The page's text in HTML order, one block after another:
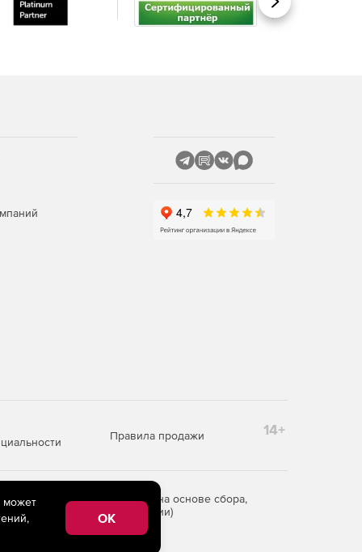
Вперед
Правила продажи 14+
информации на основе сбора,
Российской Федерации)
может
OK